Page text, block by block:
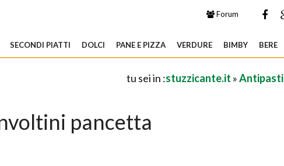
Forum
SECONDI PIATTI DOLCI PANE E PIZZA VERDURE BIMBY BERE
tu sei in :stuzzicante.it »Antipasti
pancetta